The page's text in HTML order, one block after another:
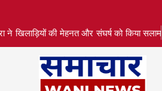
ने खिलाड़ियों की मेहनत और संघर्ष को किया सलाम